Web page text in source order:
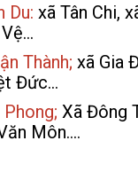
Du: xã Tân Chi,
Thành; xã Gia
Đức…
Phong; Xã Đông
Môn….